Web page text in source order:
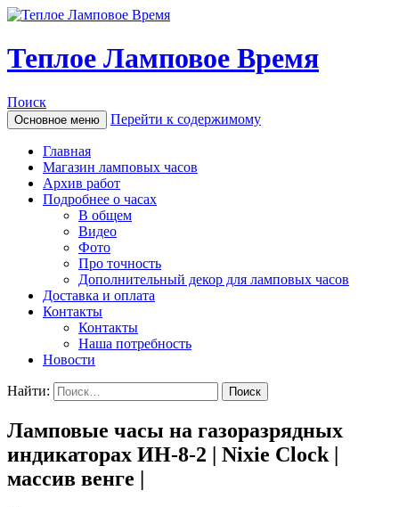
Теплое Ламповое Время
Поиск
Основное меню Перейти к содержимому
Главная
Магазин ламповых часов
Архив работ
Подробнее о часах
В общем
Видео
Фото
Про точность
Дополнительный декор для ламповых часов
Доставка и оплата
Контакты
Контакты
Наша потребность
Новости
Найти:
Ламповые часы на газоразрядных
индикаторах ИН-8-2 | Nixie Clock |
массив венге |